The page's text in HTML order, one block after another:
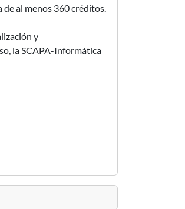
al menos 360 créditos.
y
la SCAPA-Informática